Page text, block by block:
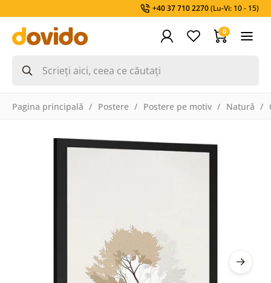
+40 37 710 2270(Lu-Vi: 10 - 15)
0
Pagina principală Postere Postere pe motiv Natură